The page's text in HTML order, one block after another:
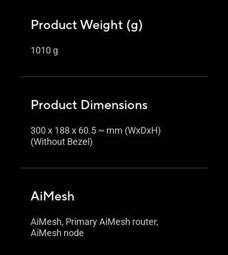
Product Weight (g)
1010 g
Product Dimensions
300 x 188 x 60.5 ~ mm (WxDxH)
(Without Bezel)
AiMesh
AiMesh, Primary AiMesh router,
AiMesh node